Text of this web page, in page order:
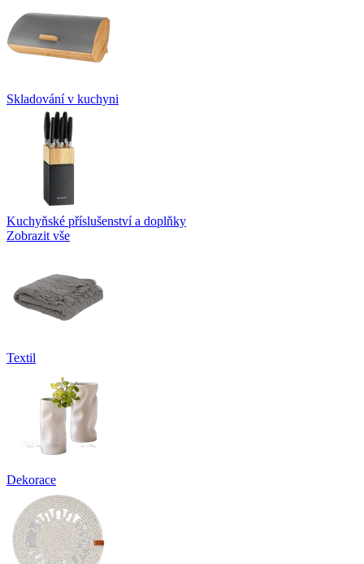
Skladování v kuchyni
Kuchyňské příslušenství a doplňky
Zobrazit vše
Textil
Dekorace